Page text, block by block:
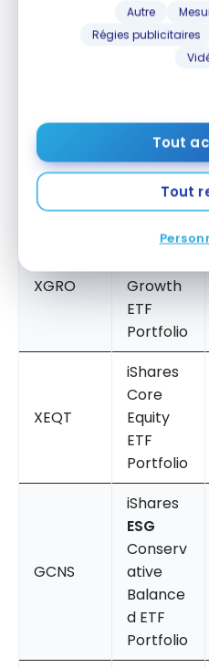
Autre
Régies publicitaires
Tout
Tout
Balance
d ETF
XBAL
Balance
d ETF
Portfolio
XGRO
iShares
Growth
ETF
Portfolio
XEQT
iShares
Core
Equity
ETF
Portfolio
GCNS
iShares
ESG
Conserv
ative
Balance
d ETF
Portfolio